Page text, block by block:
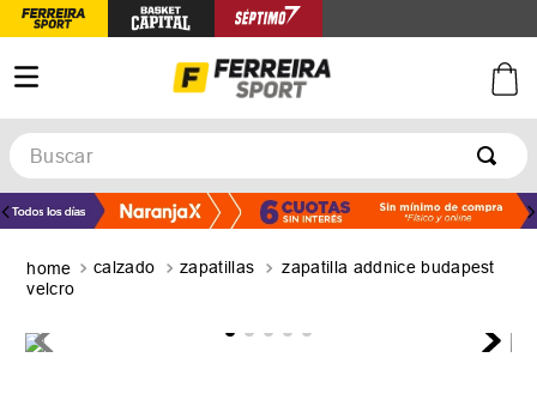
Buscar
calzado zapatillas
zapatilla addnice budapest
velcro
TÉRMINOS MÁS BUSCADOS
2.
basquet